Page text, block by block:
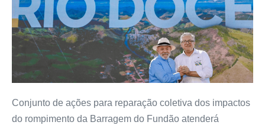
Conjunto de ações para reparação coletiva dos impactos
do rompimento da Barragem do Fundão atenderá